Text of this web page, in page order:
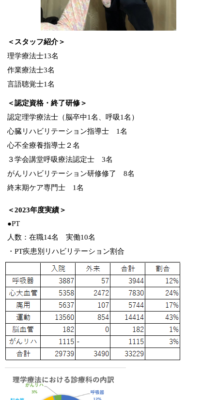
＜スタッフ紹介＞
理学療法士13名
作業療法士3名
言語聴覚士1名
＜認定資格・終了研修＞
認定理学療法士（脳卒中1名、呼吸1名）
心臓リハビリテーション指導士 1名
心不全療養指導士２名
３学会講堂呼吸療法認定士 3名
がんリハビリテーション研修修了 8名
終末期ケア専門士 1名
＜2023年度実績＞
●PT
人数：在職14名 実働10名
・PT疾患別リハビリテーション割合